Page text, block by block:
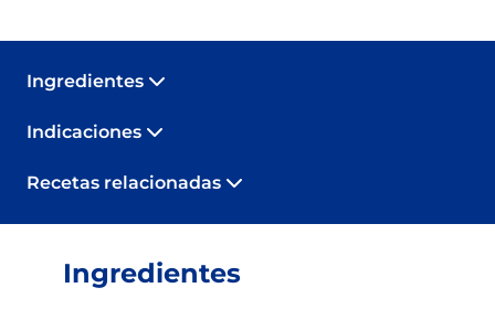
Ingredientes
Indicaciones
Recetas relacionadas
Ingredientes